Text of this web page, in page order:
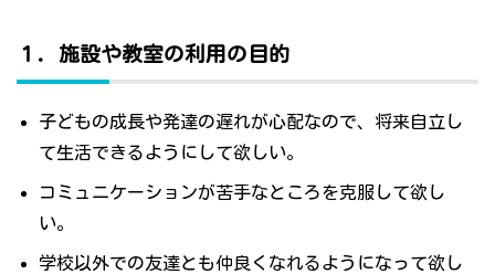
１．施設や教室の利用の目的
子どもの成長や発達の遅れが心配なので、将来自立し
て生活できるようにして欲しい。
コミュニケーションが苦手なところを克服して欲し
い。
学校以外での友達とも仲良くなれるようになって欲し